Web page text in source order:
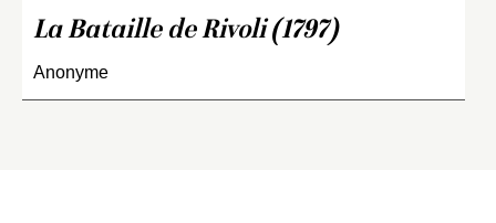
La Bataille de Rivoli (1797)
Anonyme